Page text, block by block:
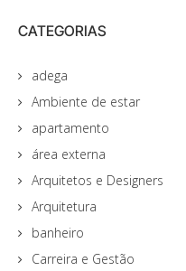
CATEGORIAS
adega
Ambiente de estar
apartamento
área externa
Arquitetos e Designers
Arquitetura
banheiro
Carreira e Gestão